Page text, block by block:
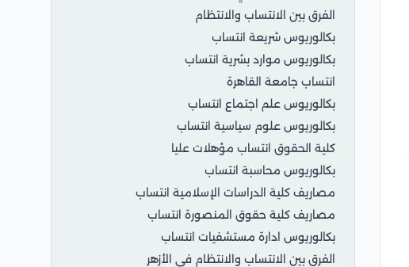
الفرق بين الانتساب والانتظام
بكالوريوس شريعة انتساب
بكالوريوس موارد بشرية انتساب
انتساب جامعة القاهرة
بكالوريوس علم اجتماع انتساب
بكالوريوس علوم سياسية انتساب
كلية الحقوق انتساب مؤهلات عليا
بكالوريوس محاسبة انتساب
مصاريف كلية الدراسات الإسلامية انتساب
مصاريف كلية حقوق المنصورة انتساب
بكالوريوس ادارة مستشفيات انتساب
الفرق بين الانتساب والانتظام في الأزهر